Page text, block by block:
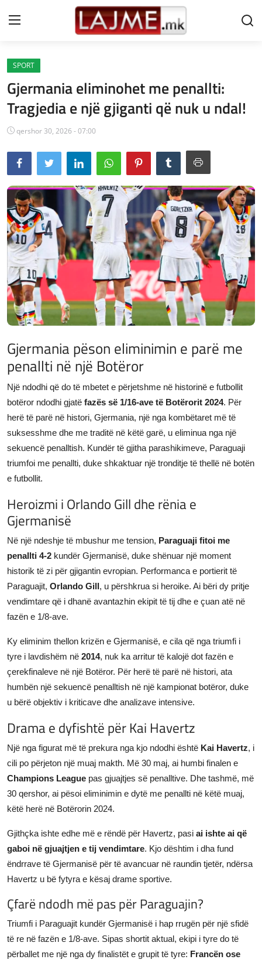
Shtëpi
LAJME MAQEDONI
SHQIPERI
KOSOVA
LAJME NGA BOTA
SHOWBIZ
SPORT
SHENDETI
JETA
Gallery
SPORT
Gjermania eliminohet me penallti:
Tragjedia e një gjiganti që nuk u ndal!
qershor 30, 2026 - 07:00
Gjermania pëson eliminimin e parë me
penallti në një Botëror
Një ndodhi që do të mbetet e përjetshme në historinë e futbollit
botëror ndodhi gjatë fazës së 1/16-ave të Botërorit 2024. Për
herë të parë në histori, Gjermania, një nga kombëtaret më të
suksesshme dhe me traditë në këtë garë, u eliminua nga një
sekuencë penalltish. Kundër të gjitha parashikimeve, Paraguaji
triumfoi me penallti, duke shkaktuar një tronditje të thellë në botën
e futbollit.
Heroizmi i Orlando Gill dhe rënia e
Gjermanisë
Në një ndeshje të mbushur me tension, Paraguaji fitoi me
penallti 4-2 kundër Gjermanisë, duke shënuar një moment
historik të zi për gjigantin evropian. Performanca e portierit të
Paraguajit, Orlando Gill, u përshkrua si heroike. Ai bëri dy pritje
vendimtare që i dhanë avantazhin ekipit të tij dhe e çuan atë në
fazën e 1/8-ave.
Ky eliminim thellon krizën e Gjermanisë, e cila që nga triumfi i
tyre i lavdishëm në 2014, nuk ka arritur të kalojë dot fazën e
çerekfinaleve në një Botëror. Për herë të parë në histori, ata
humbën një sekuencë penalltish në një kampionat botëror, duke
u bërë objektiv i kriticave dhe analizave intensive.
Drama e dyfishtë për Kai Havertz
Një nga figurat më të prekura nga kjo ndodhi është Kai Havertz, i
cili po përjeton një muaj makth. Më 30 maj, ai humbi finalen e
Champions League pas gjuajtjes së penalltive. Dhe tashmë, më
30 qershor, ai pësoi eliminimin e dytë me penallti në këtë muaj,
këtë herë në Botërorin 2024.
Gjithçka ishte edhe më e rëndë për Havertz, pasi ai ishte ai që
gaboi në gjuajtjen e tij vendimtare. Kjo dështim i dha fund
ëndrrave të Gjermanisë për të avancuar në raundin tjetër, ndërsa
Havertz u bë fytyra e kësaj drame sportive.
Çfarë ndodh më pas për Paraguajin?
Triumfi i Paraguajit kundër Gjermanisë i hap rrugën për një sfidë
të re në fazën e 1/8-ave. Sipas shortit aktual, ekipi i tyre do të
përballet me një nga dy finalistët e grupit të tyre: Francën ose